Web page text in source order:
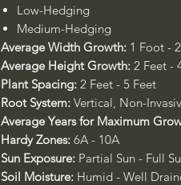
Low-Hedging
Medium-Hedging
Average Width Growth: 1 Foot -
Average Height Growth: 2 Feet -
Plant Spacing: 2 Feet - 5 Feet
Root System: Vertical, Non-
Average Years for Maximum
Hardy Zones: 6A - 10A
Sun Exposure: Partial Sun - Full
Soil Moisture: Humid - Well